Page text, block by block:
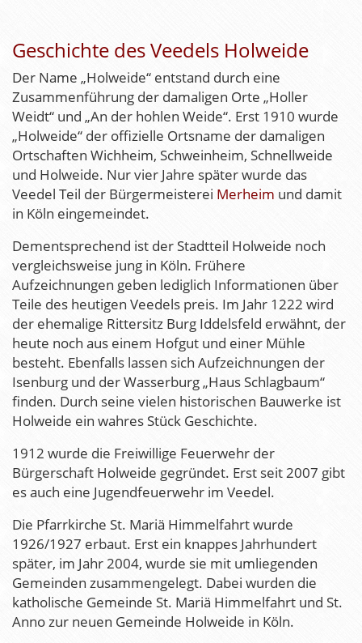
Geschichte des Veedels Holweide
Der Name „Holweide“ entstand durch eine
Zusammenführung der damaligen Orte „Holler
Weidt“ und „An der hohlen Weide“. Erst 1910 wurde
„Holweide“ der offizielle Ortsname der damaligen
Ortschaften Wichheim, Schweinheim, Schnellweide
und Holweide. Nur vier Jahre später wurde das
Veedel Teil der Bürgermeisterei Merheim und damit
in Köln eingemeindet.
Dementsprechend ist der Stadtteil Holweide noch
vergleichsweise jung in Köln. Frühere
Aufzeichnungen geben lediglich Informationen über
Teile des heutigen Veedels preis. Im Jahr 1222 wird
der ehemalige Rittersitz Burg Iddelsfeld erwähnt, der
heute noch aus einem Hofgut und einer Mühle
besteht. Ebenfalls lassen sich Aufzeichnungen der
Isenburg und der Wasserburg „Haus Schlagbaum“
finden. Durch seine vielen historischen Bauwerke ist
Holweide ein wahres Stück Geschichte.
1912 wurde die Freiwillige Feuerwehr der
Bürgerschaft Holweide gegründet. Erst seit 2007 gibt
es auch eine Jugendfeuerwehr im Veedel.
Die Pfarrkirche St. Mariä Himmelfahrt wurde
1926/1927 erbaut. Erst ein knappes Jahrhundert
später, im Jahr 2004, wurde sie mit umliegenden
Gemeinden zusammengelegt. Dabei wurden die
katholische Gemeinde St. Mariä Himmelfahrt und St.
Anno zur neuen Gemeinde Holweide in Köln.